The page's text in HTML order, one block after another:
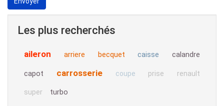
Les plus recherchés
aileron arriere becquet caisse calandre
capot carrosserie coupe prise renault
super turbo